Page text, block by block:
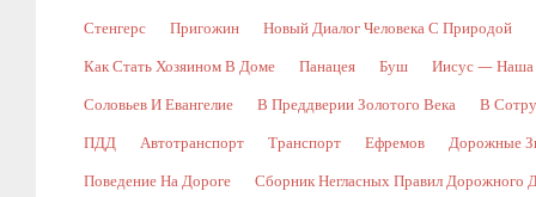
Стенгерс Пригожин Новый Диалог Человека С Природой
Как Стать Хозяином В Доме Панацея Буш Иисус — Наша
Соловьев И Евангелие В Преддверии Золотого Века В
ПДД Автотранспорт Транспорт Ефремов Дорожные
Поведение На Дороге Сборник Негласных Правил Дорожного